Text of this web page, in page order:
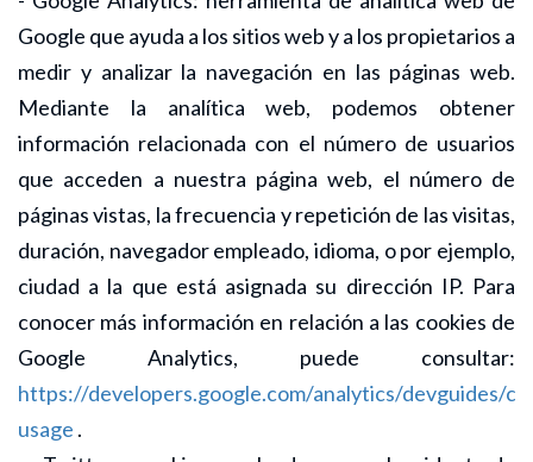
Google que ayuda a los sitios web y a los propietarios a
medir y analizar la navegación en las páginas web.
Mediante la analítica web, podemos obtener
información relacionada con el número de usuarios
que acceden a nuestra página web, el número de
páginas vistas, la frecuencia y repetición de las visitas,
duración, navegador empleado, idioma, o por ejemplo,
ciudad a la que está asignada su dirección IP. Para
conocer más información en relación a las cookies de
Google Analytics, puede consultar:
https://developers.google.com/analytics/devguides/
usage .